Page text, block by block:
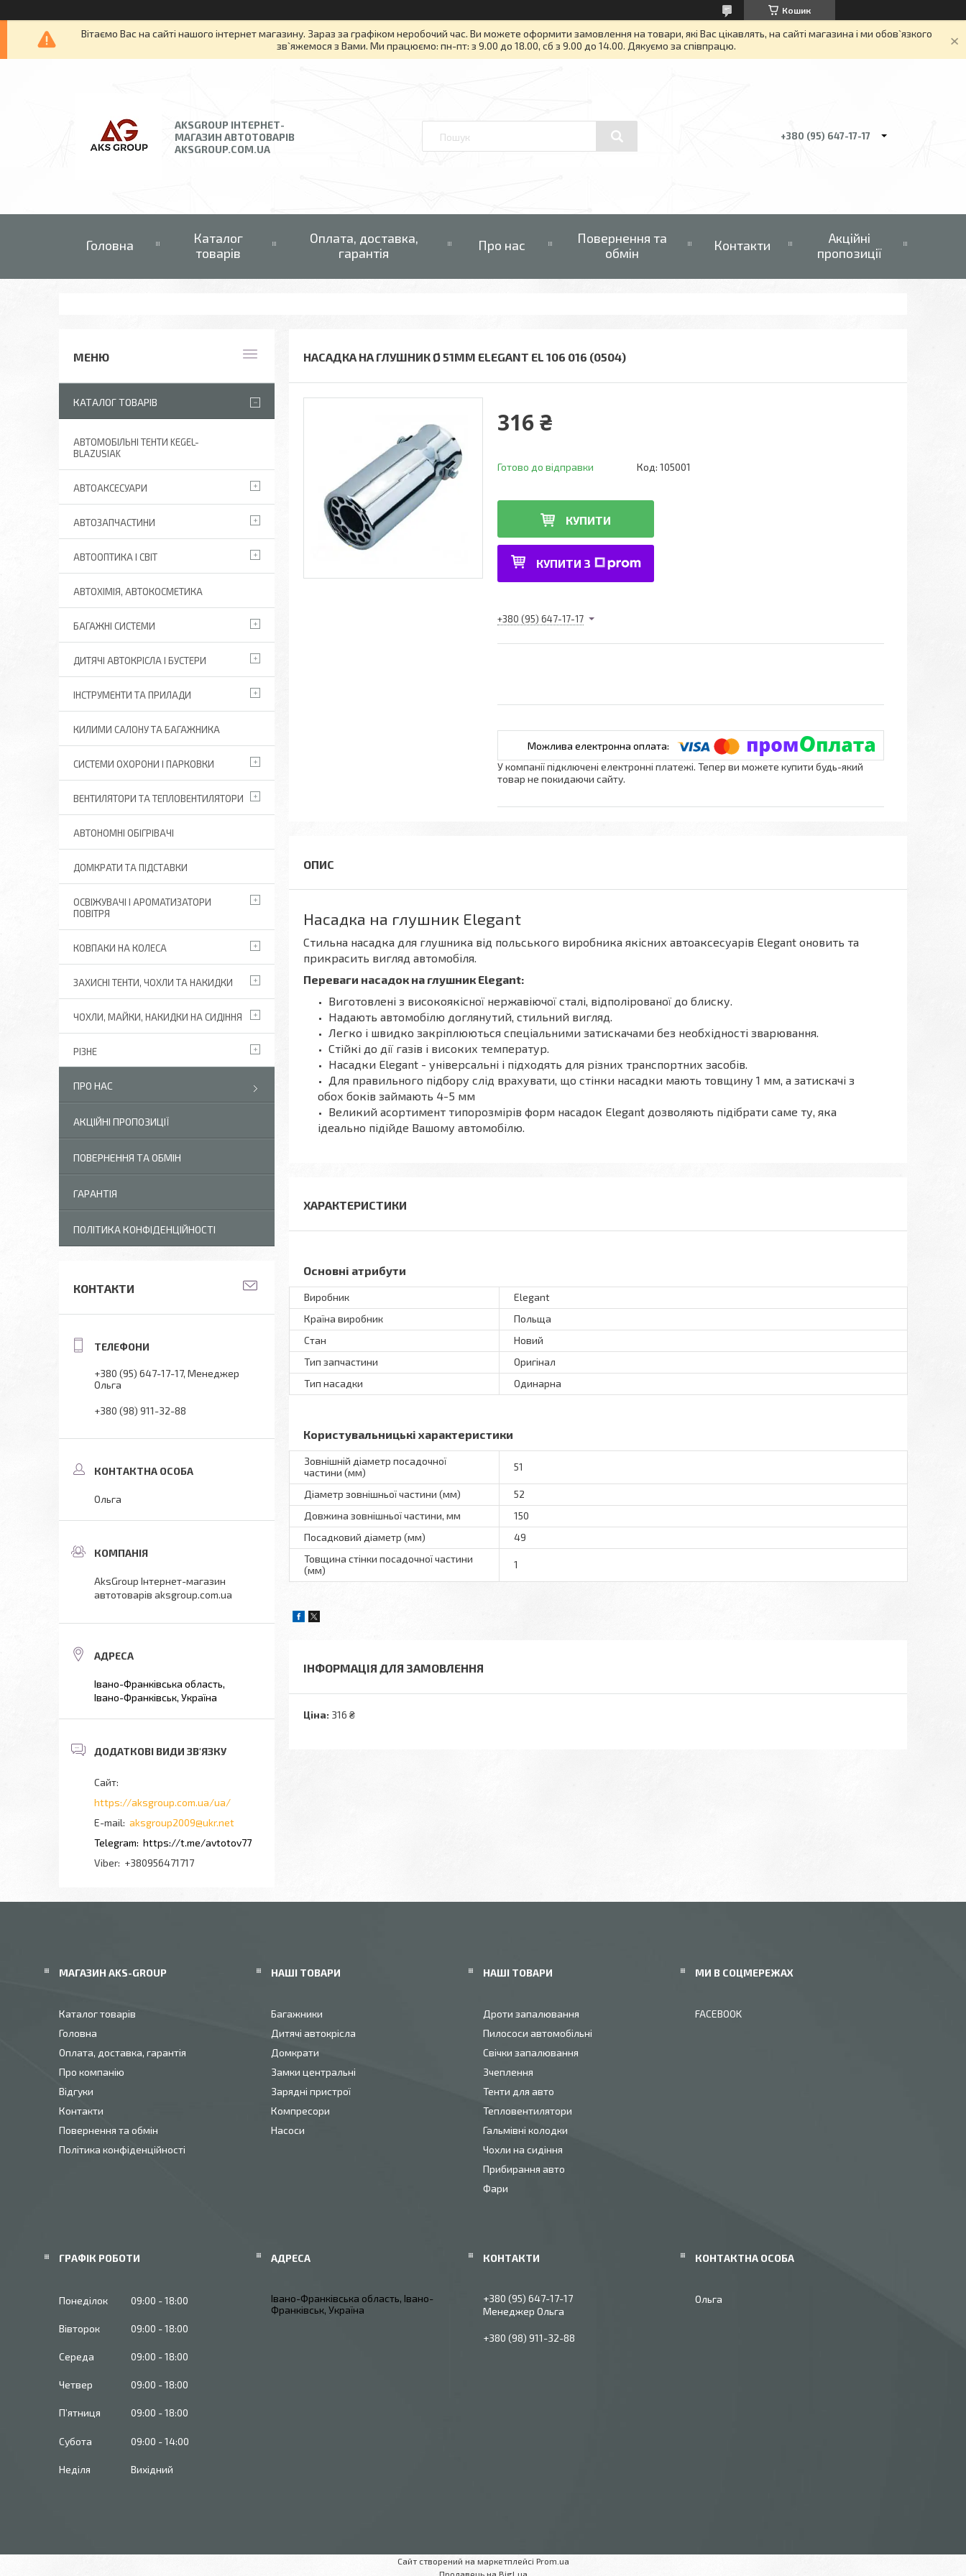
Кошик
Вітаємо Вас на сайті нашого інтернет магазину. Зараз за графіком неробочий час. Ви можете оформити замовлення на товари, які Вас цікавлять, на сайті магазина і ми обов`язкого
зв`яжемося з Вами. Ми працюємо: пн-пт: з 9.00 до 18.00, сб з 9.00 до 14.00. Дякуємо за співпрацю.
AKSGROUP ІНТЕРНЕТ-
МАГАЗИН АВТОТОВАРІВ
AKSGROUP.COM.UA
+380 (95) 647-17-17
Головна
Каталог
товарів
Оплата, доставка,
гарантія
Про нас
Повернення та
обмін
Контакти
Акційні
пропозиції
НАСАДКА НА ГЛУШНИК Ø 51ММ ELEGANT EL 106 016 (0504)
316 ₴
Готово до відправки Код: 105001
КУПИТИ
КУПИТИ З
+380 (95) 647-17-17
У компанії підключені електронні платежі. Тепер ви можете купити будь-який
товар не покидаючи сайту.
Насадка на глушник Elegant
Стильна насадка для глушника від польського виробника якісних автоаксесуарів Elegant оновить та
прикрасить вигляд автомобіля.
Переваги насадок на глушник Elegant:
Виготовлені з високоякісної нержавіючої сталі, відполірованої до блиску.
Надають автомобілю доглянутий, стильний вигляд.
Легко і швидко закріплюються спеціальними затискачами без необхідності зварювання.
Стійкі до дії газів і високих температур.
Насадки Elegant - універсальні і підходять для різних транспортних засобів.
Для правильного підбору слід врахувати, що стінки насадки мають товщину 1 мм, а затискачі з
обох боків займають 4-5 мм
Великий асортимент типорозмірів форм насадок Elegant дозволяють підібрати саме ту, яка
ідеально підійде Вашому автомобілю.
ХАРАКТЕРИСТИКИ
Основні атрибути
Виробник
Elegant
Країна виробник
Польща
Стан
Новий
Тип запчастини
Оригінал
Тип насадки
Одинарна
Користувальницькі характеристики
Зовнішній діаметр посадочної
частини (мм)
51
Діаметр зовнішньої частини (мм)
52
Довжина зовнішньої частини, мм
150
Посадковий діаметр (мм)
49
Товщина стінки посадочної частини
(мм)
1
ІНФОРМАЦІЯ ДЛЯ ЗАМОВЛЕННЯ
Ціна: 316 ₴
КАТАЛОГ ТОВАРІВ
АВТОМОБІЛЬНІ ТЕНТИ KEGEL-
BLAZUSIAK
АВТОАКСЕСУАРИ
АВТОЗАПЧАСТИНИ
АВТООПТИКА І СВІТ
АВТОХІМІЯ, АВТОКОСМЕТИКА
БАГАЖНІ СИСТЕМИ
ДИТЯЧІ АВТОКРІСЛА І БУСТЕРИ
ІНСТРУМЕНТИ ТА ПРИЛАДИ
КИЛИМИ САЛОНУ ТА БАГАЖНИКА
СИСТЕМИ ОХОРОНИ І ПАРКОВКИ
ВЕНТИЛЯТОРИ ТА ТЕПЛОВЕНТИЛЯТОРИ
АВТОНОМНІ ОБІГРІВАЧІ
ДОМКРАТИ ТА ПІДСТАВКИ
ОСВІЖУВАЧІ І АРОМАТИЗАТОРИ
ПОВІТРЯ
КОВПАКИ НА КОЛЕСА
ЗАХИСНІ ТЕНТИ, ЧОХЛИ ТА НАКИДКИ
ЧОХЛИ, МАЙКИ, НАКИДКИ НА СИДІННЯ
РІЗНЕ
ПРО НАС
АКЦІЙНІ ПРОПОЗИЦІЇ
ПОВЕРНЕННЯ ТА ОБМІН
ГАРАНТІЯ
ПОЛІТИКА КОНФІДЕНЦІЙНОСТІ
КОНТАКТИ
+380 (95) 647-17-17 Менеджер
Ольга
+380 (98) 911-32-88
Ольга
AksGroup Інтернет-магазин
автотоварів aksgroup.com.ua
Івано-Франківська область,
Івано-Франківськ, Україна
https://aksgroup.com.ua/ua/
aksgroup2009@ukr.net
https://t.me/avtotov77
+380956471717
МАГАЗИН AKS-GROUP
Каталог товарів
Головна
Оплата, доставка, гарантія
Про компанію
Відгуки
Контакти
Повернення та обмін
Політика конфіденційності
НАШІ ТОВАРИ
Багажники
Дитячі автокрісла
Домкрати
Замки центральні
Зарядні пристрої
Компресори
Насоси
НАШІ ТОВАРИ
Дроти запалювання
Пилососи автомобільні
Свічки запалювання
Зчеплення
Тенти для авто
Тепловентилятори
Гальмівні колодки
Чохли на сидіння
Прибирання авто
Фари
МИ В СОЦМЕРЕЖАХ
FACEBOOK
ГРАФІК РОБОТИ
Понеділок 09:00 18:00
Вівторок 09:00 18:00
Середа 09:00 18:00
Четвер 09:00 18:00
Пʼятниця 09:00 18:00
Субота 09:00 14:00
Неділя Вихідний
Івано-Франківська область, Івано-
Франківськ, Україна
+380 (95) 647-17-17
Менеджер Ольга
+380 (98) 911-32-88
Ольга
Сайт створений на маркетплейсі Prom.ua
Продавець на Bigl.ua